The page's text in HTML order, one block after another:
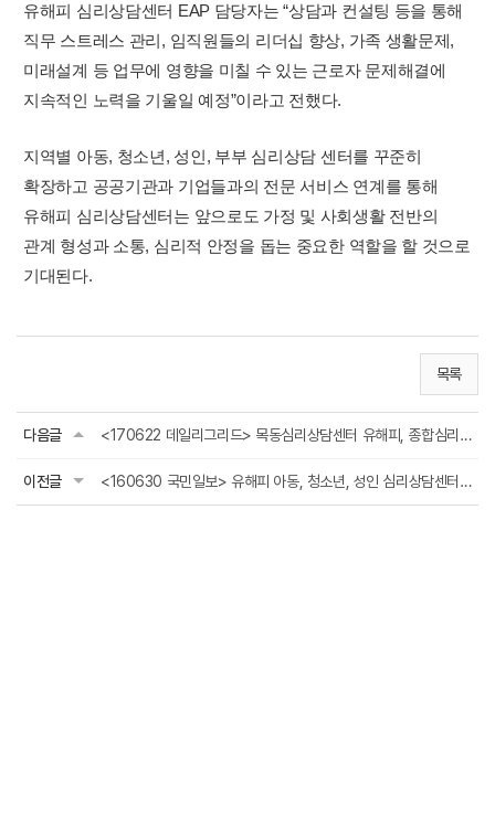
유해피 심리상담센터 EAP 담당자는 “상담과 컨설팅 등을 통해
직무 스트레스 관리, 임직원들의 리더십 향상, 가족 생활문제,
미래설계 등 업무에 영향을 미칠 수 있는 근로자 문제해결에
지속적인 노력을 기울일 예정”이라고 전했다.
지역별 아동, 청소년, 성인, 부부 심리상담 센터를 꾸준히
확장하고 공공기관과 기업들과의 전문 서비스 연계를 통해
유해피 심리상담센터는 앞으로도 가정 및 사회생활 전반의
관계 형성과 소통, 심리적 안정을 돕는 중요한 역할을 할 것으로
기대된다.
목록
다음글 <170622 데일리그리드> 목동심리상담센터 유해피, 종합심리상담센터로서 사회공헌가치 ...
이전글 <160630 국민일보> 유해피 아동, 청소년, 성인 심리상담센터 장애인가족지원센터와 MOU...